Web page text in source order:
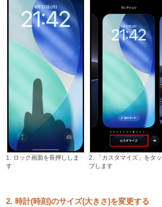
1. ロック画面を長押ししま
す
2. 「カスタマイズ」をタッ
プします
2. 時計(時刻)のサイズ(大きさ)を変更する